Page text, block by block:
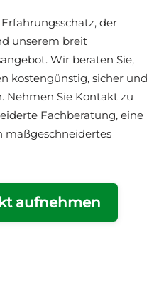
der
unserem breit
Wir beraten Sie,
kostengünstig, sicher und
Nehmen Sie Kontakt zu
Fachberatung, eine
maßgeschneidertes
aufnehmen